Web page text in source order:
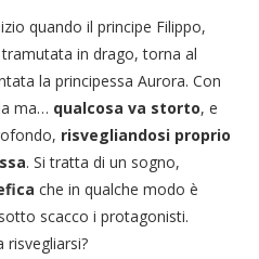
quando il principe Filippo,
in drago, torna al
la principessa Aurora. Con
ma… qualcosa va storto, e
risvegliandosi proprio
. Si tratta di un sogno,
che in qualche modo è
scacco i protagonisti.
risvegliarsi?